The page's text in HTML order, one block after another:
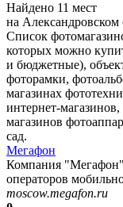
Найдено 11 мест
на Александровском
Список
которых можно
и бюджетные),
фоторамки,
магазинах
интернет-
магазинов
сад.
Мегафон
Компания
операторов
moscow.megafon.ru